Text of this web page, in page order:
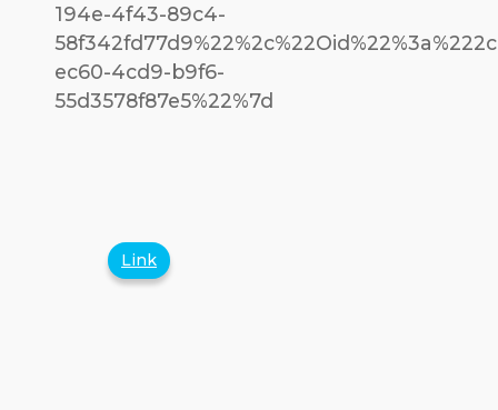
194e-4f43-89c4-
ec60-4cd9-b9f6-
55d3578f87e5%22%7d
Link